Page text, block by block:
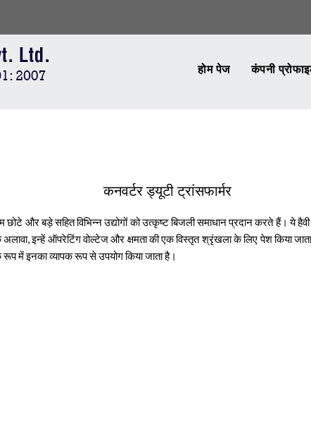
होम पेज कंपनी
कनवर्टर ड्यूटी ट्रांसफार्मर
छोटे और बड़े सहित विभिन्न उद्योगों को उत्कृष्ट बिजली समाधान प्रदान करते हैं। ये
इन्हें ऑपरेटिंग वोल्टेज और क्षमता की एक विस्तृत श्रृंखला के लिए पेश किया
में इनका व्यापक रूप से उपयोग किया जाता है।